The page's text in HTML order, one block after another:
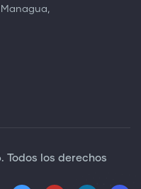
Todos los derechos